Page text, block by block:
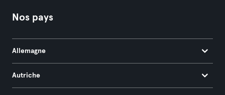
Nos pays
Allemagne
Autriche